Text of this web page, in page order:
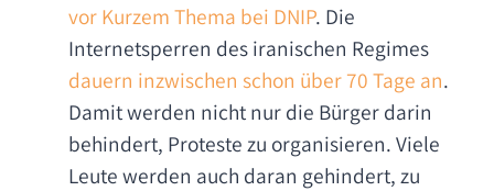
vor Kurzem Thema bei DNIP. Die
Internetsperren des iranischen Regimes
dauern inzwischen schon über 70 Tage an.
Damit werden nicht nur die Bürger darin
behindert, Proteste zu organisieren. Viele
Leute werden auch daran gehindert, zu